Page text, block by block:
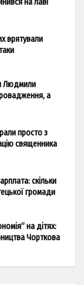
врятували
Людмили
а
просто з
священника
скільки
громади
на дітях:
Чорткова